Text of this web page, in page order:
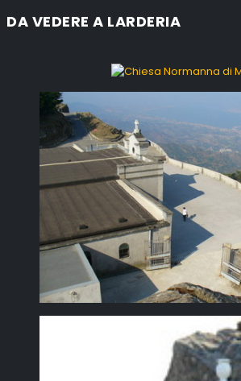
DA VEDERE A LARDERIA